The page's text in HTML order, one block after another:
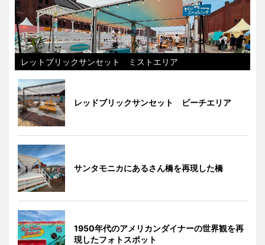
レットブリックサンセット ミストエリア
レッドブリックサンセット ビーチエリア
サンタモニカにあるさん橋を再現した橋
1950年代のアメリカンダイナーの世界観を再
現したフォトスポット